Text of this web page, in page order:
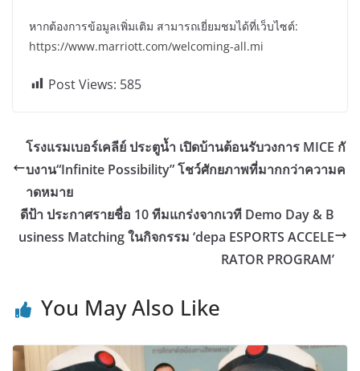
หากต้องการข้อมูลเพิ่มเติม สามารถเยี่ยมชมได้ที่เว็บไซต์:
https://www.marriott.com/welcoming-all.mi
Post Views: 585
โรงแรมเบอร์เคลีย์ ประตูน้ำ เปิดบ้านต้อนรับวงการ MICE กั
บงาน“Infinite Possibility” โชว์ศักยภาพที่มากกว่าความค
าดหมาย
ดีป้า ประกาศรายชื่อ 10 ทีมแกร่งจากเวที Demo Day & B
usiness Matching ในกิจกรรม ‘depa ESPORTS ACCELE
RATOR PROGRAM’
You May Also Like